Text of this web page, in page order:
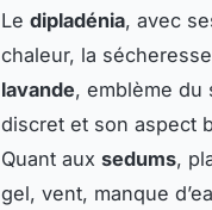
Le dipladénia, avec
chaleur, la
lavande, emblème du
discret et son aspect
Quant aux sedums,
gel, vent, manque